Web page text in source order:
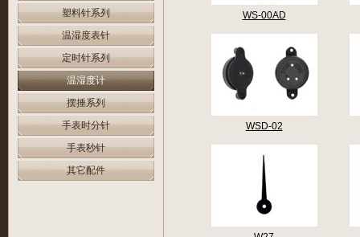
塑料针系列
温湿度表针
定时针系列
温湿度计
摆捶系列
手表时分针
手表秒针
其它配件
WS-00AD
WSD-02